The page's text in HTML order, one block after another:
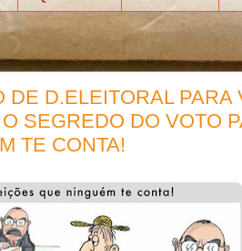
D.ELEITORAL PARA
SEGREDO DO VOTO
TE CONTA!